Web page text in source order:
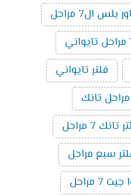
فلتر تايواني
7 مراحل
سبع مراحل
مراحل